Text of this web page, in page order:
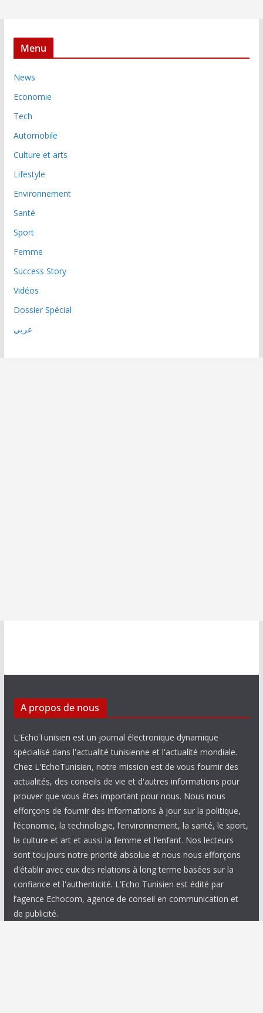
Menu
News
Economie
Tech
Automobile
Culture et arts
Lifestyle
Environnement
Santé
Sport
Femme
Success Story
Vidéos
Dossier Spécial
عربي
A propos de nous
L'EchoTunisien est un journal électronique dynamique
spécialisé dans l'actualité tunisienne et l'actualité mondiale.
Chez L'EchoTunisien, notre mission est de vous fournir des
actualités, des conseils de vie et d'autres informations pour
prouver que vous êtes important pour nous. Nous nous
efforçons de fournir des informations à jour sur la politique,
l’économie, la technologie, l’environnement, la santé, le sport,
la culture et art et aussi la femme et l’enfant. Nos lecteurs
sont toujours notre priorité absolue et nous nous efforçons
d'établir avec eux des relations à long terme basées sur la
confiance et l'authenticité. L’Echo Tunisien est édité par
l’agence Echocom, agence de conseil en communication et
de publicité.